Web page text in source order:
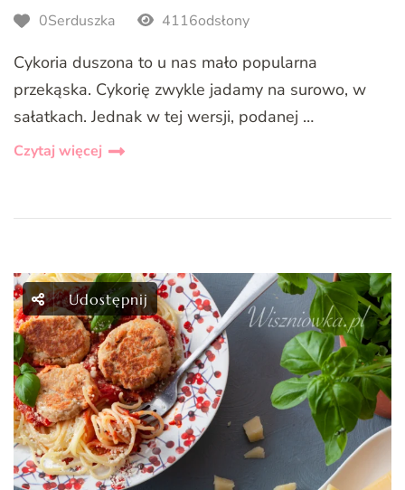
0Serduszka 4116odsłony
Cykoria duszona to u nas mało popularna
przekąska. Cykorię zwykle jadamy na surowo, w
sałatkach. Jednak w tej wersji, podanej …
Czytaj więcej
Udostępnij